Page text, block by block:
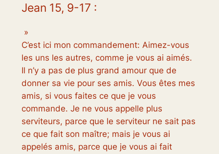
Jean 15, 9-17 :
»
C’est ici mon commandement: Aimez-vous
les uns les autres, comme je vous ai aimés.
Il n’y a pas de plus grand amour que de
donner sa vie pour ses amis. Vous êtes mes
amis, si vous faites ce que je vous
commande. Je ne vous appelle plus
serviteurs, parce que le serviteur ne sait pas
ce que fait son maître; mais je vous ai
appelés amis, parce que je vous ai fait